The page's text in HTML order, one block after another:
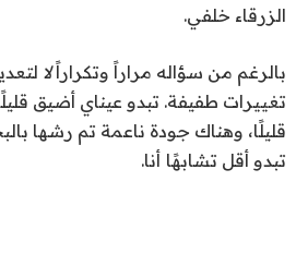
الزرقاء خلفي.
بالرغم من سؤاله مراراً وتكراراًلا
تغييرات طفيفة. تبدو عيناي أضيق
قليلًا، وهناك جودة ناعمة تم رشها
تبدو أقل تشابهًا أنا.